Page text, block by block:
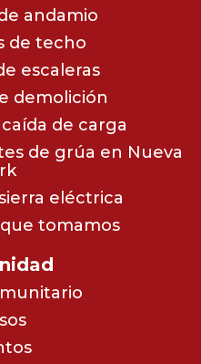
andamio
de techo
escaleras
demolición
de carga
de grúa en Nueva
eléctrica
tomamos